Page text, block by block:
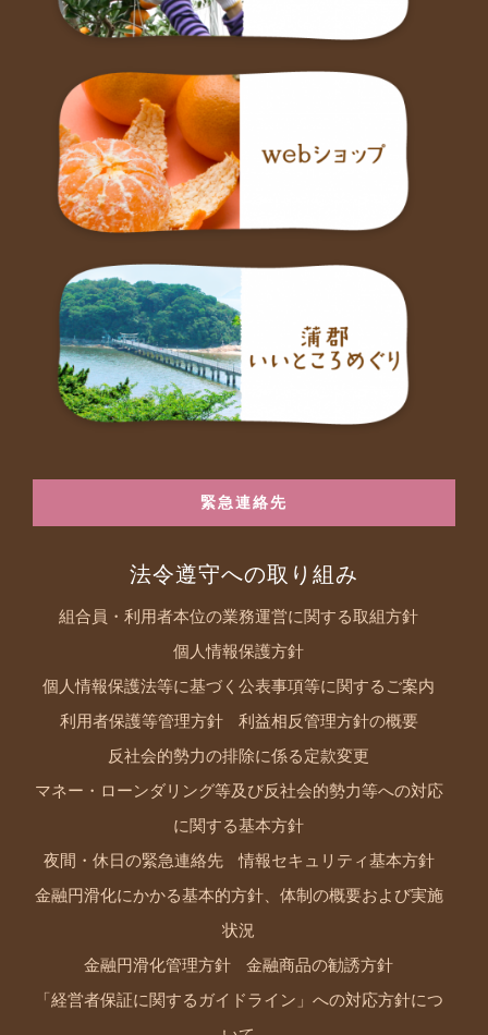
緊急連絡先
法令遵守への取り組み
組合員・利用者本位の業務運営に関する取組方針
個人情報保護方針
個人情報保護法等に基づく公表事項等に関するご案内
利用者保護等管理方針 利益相反管理方針の概要
反社会的勢力の排除に係る定款変更
マネー・ローンダリング等及び反社会的勢力等への対応
に関する基本方針
夜間・休日の緊急連絡先 情報セキュリティ基本方針
金融円滑化にかかる基本的方針、体制の概要および実施
状況
金融円滑化管理方針 金融商品の勧誘方針
「経営者保証に関するガイドライン」への対応方針につ